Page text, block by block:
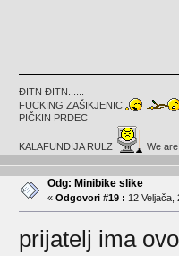
ĐITN ĐITN......
FUCKING ZAŠIKJENIC
PIČKIN PRDEC
KALAFUNĐIJA RULZ We
Odg: Minibike slike
« Odgovori #19 : 12 Veljača,
prijatelj ima